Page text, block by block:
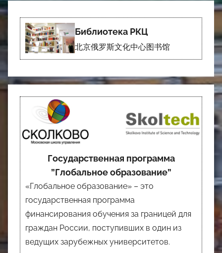
Библиотека РКЦ
北京俄罗斯文化中心图书馆
Государственная программа
”Глобальное образование”
«Глобальное образование» – это
государственная программа
финансирования обучения за границей для
граждан России, поступивших в один из
ведущих зарубежных университетов.